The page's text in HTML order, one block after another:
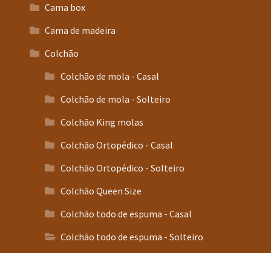
Cama box
Cama de madeira
Colchão
Colchão de mola - Casal
Colchão de mola - Solteiro
Colchão King molas
Colchão Ortopédico - Casal
Colchão Ortopédico - Solteiro
Colchão Queen Size
Colchão todo de espuma - Casal
Colchão todo de espuma - Solteiro